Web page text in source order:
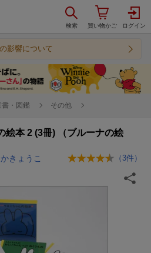
影響について
・図鑑 その他
絵本 2 (3冊) （ブルーナの絵
きょうこ （ 3件）